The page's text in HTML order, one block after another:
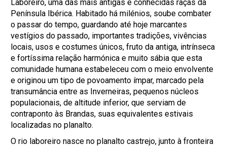
Laboreiro, uma das mais antigas e conhecidas raças da
Península Ibérica. Habitado há milénios, soube combater
o passar do tempo, guardando até hoje marcantes
vestígios do passado, importantes tradições, vivências
locais, usos e costumes únicos, fruto da antiga, intrínseca
e fortíssima relação harmónica e muito sábia que esta
comunidade humana estabeleceu com o meio envolvente
e originou um tipo de povoamento ímpar, marcado pela
transumância entre as Inverneiras, pequenos núcleos
populacionais, de altitude inferior, que serviam de
contraponto às Brandas, suas equivalentes estivais
localizadas no planalto.
O rio laboreiro nasce no planalto castrejo, junto à fronteira